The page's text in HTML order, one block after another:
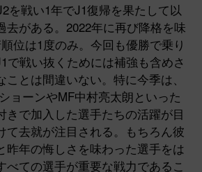
を戦い1年でJ1復帰を果たして以
去がある。2022年に再び降格を味
位は1度のみ。今回も優勝で乗り
で戦い抜くためには補強も含めさ
とは間違いない。特に今季は、
ョーンやMF中村亮太朗といった
きで加入した選手たちの活躍が目
て去就が注目される。もちろん彼
昨年の悔しさを味わった選手をは
べての選手が重要な戦力であるこ